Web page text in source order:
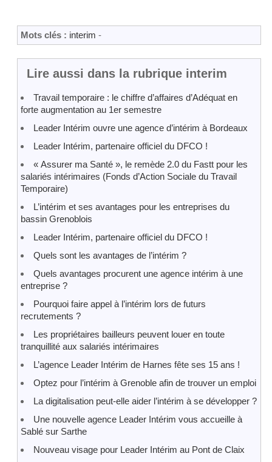
Mots clés : interim -
Lire aussi dans la rubrique interim
Travail temporaire : le chiffre d’affaires d’Adéquat en
forte augmentation au 1er semestre
Leader Intérim ouvre une agence d’intérim à Bordeaux
Leader Intérim, partenaire officiel du DFCO !
« Assurer ma Santé », le remède 2.0 du Fastt pour les
salariés intérimaires (Fonds d’Action Sociale du Travail
Temporaire)
L’intérim et ses avantages pour les entreprises du
bassin Grenoblois
Leader Intérim, partenaire officiel du DFCO !
Quels sont les avantages de l’intérim ?
Quels avantages procurent une agence intérim à une
entreprise ?
Pourquoi faire appel à l’intérim lors de futurs
recrutements ?
Les propriétaires bailleurs peuvent louer en toute
tranquillité aux salariés intérimaires
L’agence Leader Intérim de Harnes fête ses 15 ans !
Optez pour l’intérim à Grenoble afin de trouver un emploi
La digitalisation peut-elle aider l’intérim à se développer ?
Une nouvelle agence Leader Intérim vous accueille à
Sablé sur Sarthe
Nouveau visage pour Leader Intérim au Pont de Claix